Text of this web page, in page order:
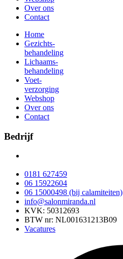
Over ons
Contact
Home
Gezichts-
behandeling
Lichaams-
behandeling
Voet-
verzorging
Webshop
Over ons
Contact
Bedrijf
0181 627459
06 15922604
06 15000498 (bij calamiteiten)
info@salonmiranda.nl
KVK: 50312693
BTW nr: NL001631213B09
Vacatures